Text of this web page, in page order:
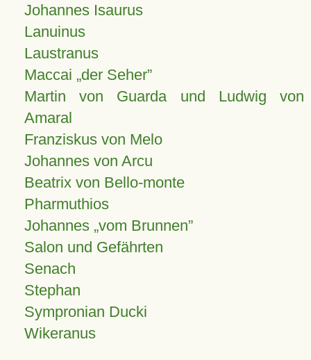
Johannes Isaurus
Lanuinus
Laustranus
Maccai „der Seher”
Martin von Guarda und Ludwig von
Amaral
Franziskus von Melo
Johannes von Arcu
Beatrix von Bello-monte
Pharmuthios
Johannes vom Brunnen
Salon und Gefährten
Senach
Stephan
Sympronian Ducki
Wikeranus